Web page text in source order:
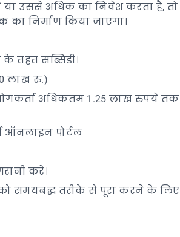
या उससे अधिक का निवेश करता है, तो
निर्माण किया जाएगा।
तहत सब्सिडी।
लाख रु.)
उपयोगकर्ता अधिकतम 1.25 लाख रुपये तक
ऑनलाइन पोर्टल
करें।
को समयबद्ध तरीके से पूरा करने के लिए